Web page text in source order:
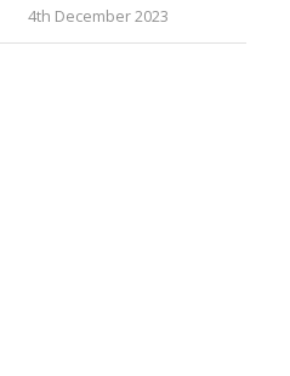
4th December 2023